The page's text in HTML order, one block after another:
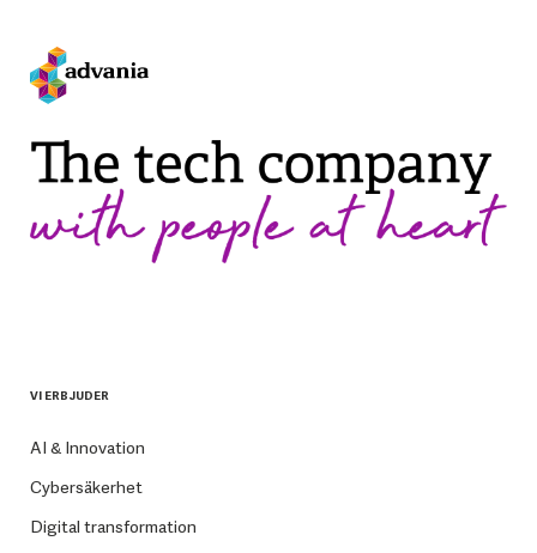
VI ERBJUDER
AI & Innovation
Cybersäkerhet
Digital transformation